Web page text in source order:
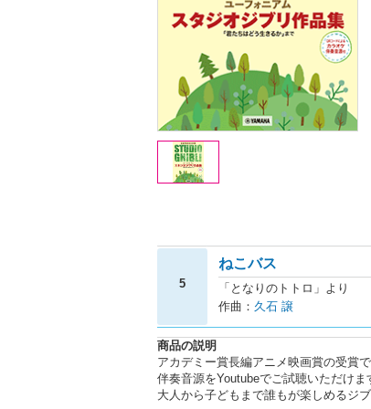
5
ねこバス
「となりのトトロ」より
作曲： 久石 譲
商品の説明
アカデミー賞長編アニメ映画賞の受賞
伴奏音源をYoutubeでご試聴いただけ
大人から子どもまで誰もが楽しめるジ